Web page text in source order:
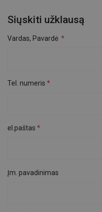
Siųskiti užklausą
Vardas, Pavardė
Tel. numeris
el.paštas
Įm. pavadinimas